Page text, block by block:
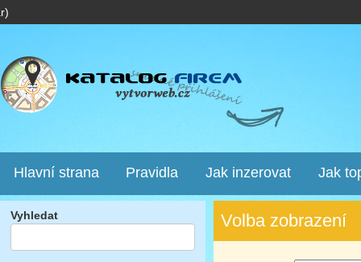
Hlavní strana Pravidla Jak inzerovat Jak
Vyhledat Volba zobrazení